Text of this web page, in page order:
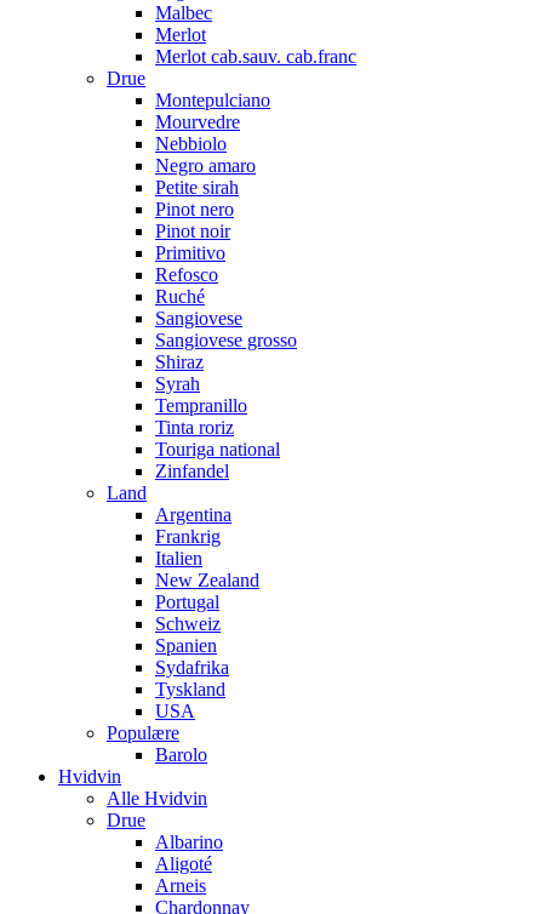
Malbec
Merlot
Merlot cab.sauv. cab.franc
Drue
Montepulciano
Mourvedre
Nebbiolo
Negro amaro
Petite sirah
Pinot nero
Pinot noir
Primitivo
Refosco
Ruché
Sangiovese
Sangiovese grosso
Shiraz
Syrah
Tempranillo
Tinta roriz
Touriga national
Zinfandel
Land
Argentina
Frankrig
Italien
New Zealand
Portugal
Schweiz
Spanien
Sydafrika
Tyskland
USA
Populære
Barolo
Hvidvin
Alle Hvidvin
Drue
Albarino
Aligoté
Arneis
Chardonnay